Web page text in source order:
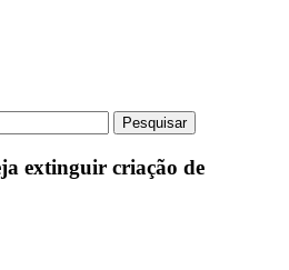
extinguir criação de